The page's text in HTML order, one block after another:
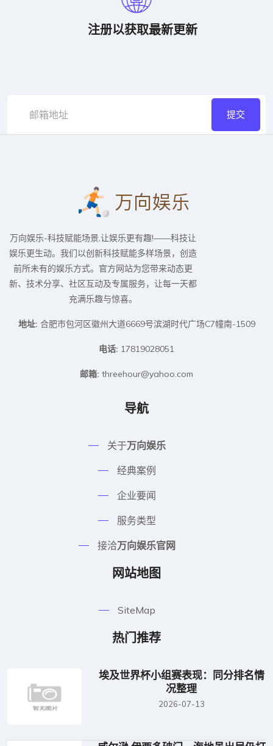
注册以获取最新更新
提交
万向娱乐-科技赋能场景,让娱乐更有趣!——科技让
娱乐更生动。我们以创新科技赋能多样场景，创造
前所未有的娱乐方式。官方网站为您带来动态更
新、技术分享、社区互动及专属服务，让每一天都
充满乐趣与惊喜。
地址: 合肥市包河区徽州大道6669号滨湖时代广场C7幢南-1509
电话: 17819028051
邮箱: threehour@yahoo.com
导航
关于万向娱乐
经典案例
企业要闻
服务类型
接洽万向娱乐官网
网站地图
SiteMap
热门推荐
埃及世界杯小组赛表现：同分排名情
况整理
2026-07-13